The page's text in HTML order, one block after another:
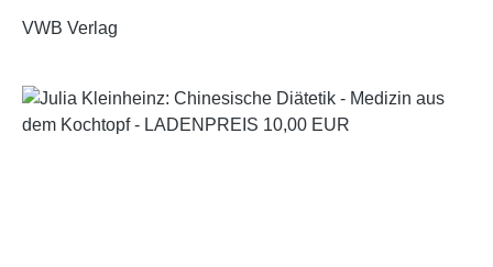
VWB Verlag